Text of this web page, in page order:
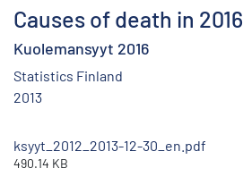
Causes of death in 2016
Kuolemansyyt 2016
Statistics Finland
2013
ksyyt_2012_2013-12-30_en.pdf
490.14 KB